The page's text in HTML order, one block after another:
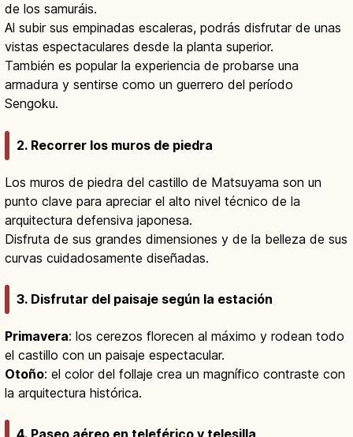
de los samuráis.
Al subir sus empinadas escaleras, podrás disfrutar de unas
vistas espectaculares desde la planta superior.
También es popular la experiencia de probarse una
armadura y sentirse como un guerrero del período
Sengoku.
2. Recorrer los muros de piedra
Los muros de piedra del castillo de Matsuyama son un
punto clave para apreciar el alto nivel técnico de la
arquitectura defensiva japonesa.
Disfruta de sus grandes dimensiones y de la belleza de sus
curvas cuidadosamente diseñadas.
3. Disfrutar del paisaje según la estación
Primavera: los cerezos florecen al máximo y rodean todo
el castillo con un paisaje espectacular.
Otoño: el color del follaje crea un magnífico contraste con
la arquitectura histórica.